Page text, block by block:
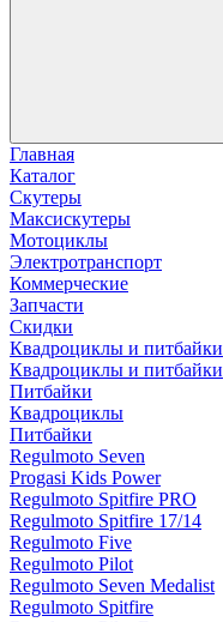
Главная
Каталог
Скутеры
Максискутеры
Мотоциклы
Электротранспорт
Коммерческие
Запчасти
Скидки
Квадроциклы и питбайки
Квадроциклы и питбайки
Питбайки
Квадроциклы
Питбайки
Regulmoto Seven
Progasi Kids Power
Regulmoto Spitfire PRO
Regulmoto Spitfire 17/14
Regulmoto Five
Regulmoto Pilot
Regulmoto Seven Medalist
Regulmoto Spitfire